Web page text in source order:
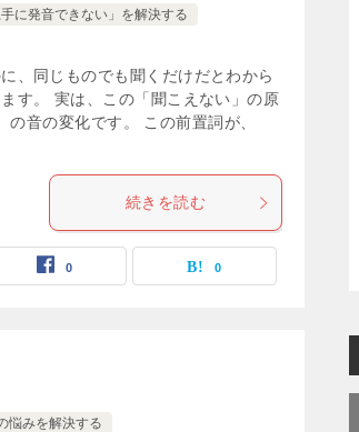
手に発音できない」を解決する
、同じものでも聞くだけだとわから
す。 実は、この「聞こえない」の原
音の変化です。 この前置詞が、
続きを読む
0 0
悩みを解決する